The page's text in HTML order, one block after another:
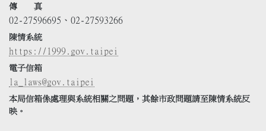
傳 真
02-27596695、02-27593266
陳情系統
https://1999.gov.taipei
電子信箱
la_laws@gov.taipei
本局信箱係處理與系統相關之問題，其餘市政問題請至陳情系統反
映。